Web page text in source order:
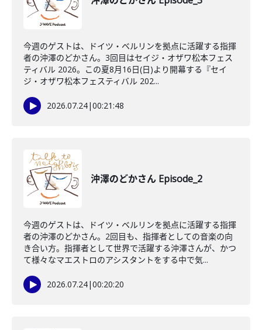
今週のゲストは、ドイツ・ベルリンを拠点に活躍する指揮
者の沖澤のどかさん。3回目はセイジ・オザワ松本フェス
ティバル 2026。この夏8月16日(日)より開幕する『セイ
ジ・オザワ松本フェスティバル 202...
2026.07.24|00:21:48
沖澤のどかさん Episode_2
今週のゲストは、ドイツ・ベルリンを拠点に活躍する指揮
者の沖澤のどかさん。2回目も、指揮者としての音楽の向
き合い方。指揮者として世界で活躍する沖澤さんが、かつ
て様々なマエストロのアシスタントをする中で気...
2026.07.24|00:20:20